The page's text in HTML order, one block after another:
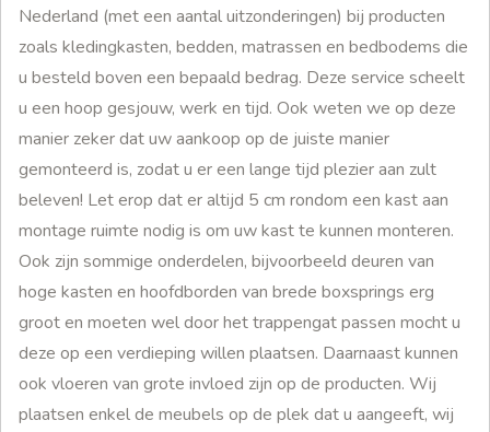
Nederland (met een aantal uitzonderingen) bij producten
zoals kledingkasten, bedden, matrassen en bedbodems die
u besteld boven een bepaald bedrag. Deze service scheelt
u een hoop gesjouw, werk en tijd. Ook weten we op deze
manier zeker dat uw aankoop op de juiste manier
gemonteerd is, zodat u er een lange tijd plezier aan zult
beleven! Let erop dat er altijd 5 cm rondom een kast aan
montage ruimte nodig is om uw kast te kunnen monteren.
Ook zijn sommige onderdelen, bijvoorbeeld deuren van
hoge kasten en hoofdborden van brede boxsprings erg
groot en moeten wel door het trappengat passen mocht u
deze op een verdieping willen plaatsen. Daarnaast kunnen
ook vloeren van grote invloed zijn op de producten. Wij
plaatsen enkel de meubels op de plek dat u aangeeft, wij